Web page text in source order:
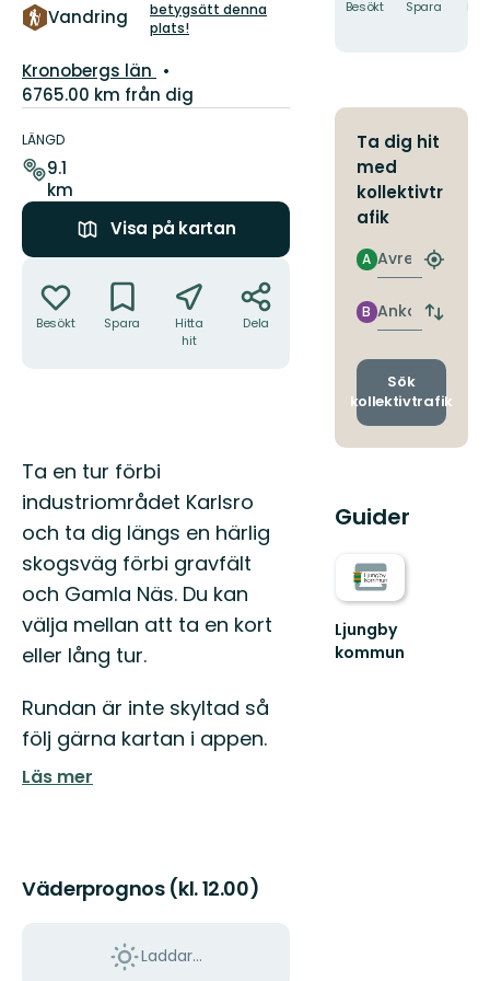
Vandring
5
betygsätt denna
plats!
Län:
Kronobergs län
6765.00 km från dig
om
leden
LÄNGD
9.1
km
Visa på kartan
Besökt Spara
Hitta
hit
Dela
Beskrivning
Ta en tur förbi
industriområdet Karlsro
och ta dig längs en härlig
skogsväg förbi gravfält
och Gamla Näs. Du kan
välja mellan att ta en kort
eller lång tur.
Rundan är inte skyltad så
följ gärna kartan i appen.
Läs mer
Väderprognos (kl. 12.00)
Laddar...
Besökt Spara
Ta dig hit
med
kollektivtr
afik
Avresa
A
Hitta
Ankomst
B
Byt
och
Sök
kollektivtrafik
Guider
Ljungby
kommun